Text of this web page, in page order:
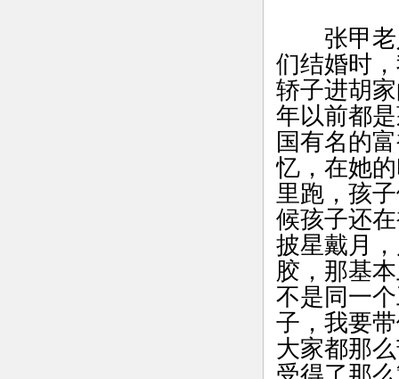
张甲老
们结婚时
轿子进胡
年以前都
国有名的
忆，在她
里跑，孩
候孩子还
披星戴月
胶，那基
不是同一
子，我要
大家都那